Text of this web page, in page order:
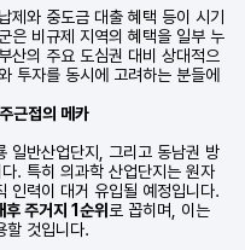
제와 중도금 대출 혜택 등이 시기
은 비규제 지역의 혜택을 일부 누
산의 주요 도심권 대비 상대적으
투자를 동시에 고려하는 분들에
근접의 메카
일반산업단지, 그리고 동남권 방
. 특히 의과학 산업단지는 원자
인력이 대거 유입될 예정입니다.
후 주거지 1순위 로 꼽히며, 이는
할 것입니다.